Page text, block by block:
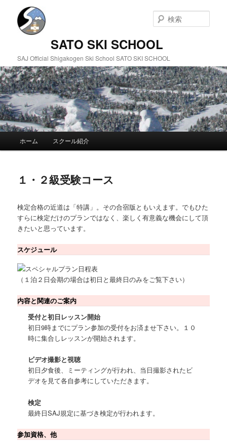
SATO SKI SCHOOL
SAJ Official Shigakogen Ski School SATO SKI SCHOOL
索
メインコンテンツへ移動
サブコンテンツへ移動
ホーム スクール紹介
１・２級受験コース
検定合格の近道は「特講」。その合宿版ともいえます。でもひた
すらに検定だけのプランではなく、楽しく有意義な機会にして頂
きたいと思っています。
スケジュール
（１泊２日会期の場合は初日と最終日のみをご覧下さい）
内容と関連のご案内
受付と初日レッスン開始
初日9時までにプラン参加の受付をお済ませ下さい。１０
時に集合しレッスンが開始されます。
ビデオ撮影と視聴
初日夕食後、ミーティングが行われ、当日撮影されたビ
デオを見て各自参考にしていただきます。
検定
最終日SAJ規定に基づき検定が行われます。
参加資格、他